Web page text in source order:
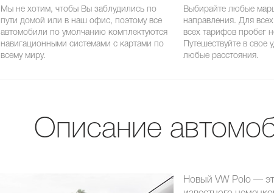
Мы не хотим, чтобы Вы заблудились по
пути домой или в наш офис, поэтому все
автомобили по умолчанию комплектуются
навигационными системами с картами по
всему миру.
Выбирайте любые
направления. Для
всех тарифов пробег
Путешествуйте в свое
любые расстояния.
Описание
Новый VW Polo —